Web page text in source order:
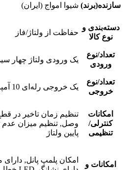
سازنده(برند) شیوا امواج (ایران)
دسته‌بندی و
نوع کالا
حفاظت از ولتاژ/فاز
تعداد/نوع
ورودی
یک ورودی ولتاژ چهار
تعداد/نوع
خروجی
یک خروجی رله‌ای 10 آمپر با کنتاکت باز و بسته
امکانات
کنترلی/
تنظیمی
تنظیم زمان تاخیر در
وصل, تنظیم میزان عدم
پایین ولتاژ
امکانات و
امکان پلمپ پانل, دارای